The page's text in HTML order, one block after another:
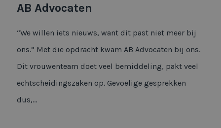
AB Advocaten
“We willen iets nieuws, want dit past niet meer bij
ons.” Met die opdracht kwam AB Advocaten bij ons.
Dit vrouwenteam doet veel bemiddeling, pakt veel
echtscheidingszaken op. Gevoelige gesprekken
dus,...